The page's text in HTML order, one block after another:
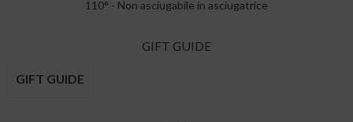
110° - Non asciugabile in asciugatrice
GIFT GUIDE
GIFT GUIDE